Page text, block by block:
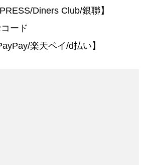
Diners Club/銀聯】
ード
楽天ペイ/d払い】